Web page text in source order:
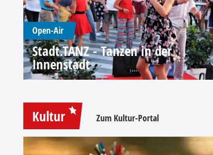
Open-Air
Stadt.TANZ - Tanzen in der
Innenstadt
Kultur Zum Kultur-Portal